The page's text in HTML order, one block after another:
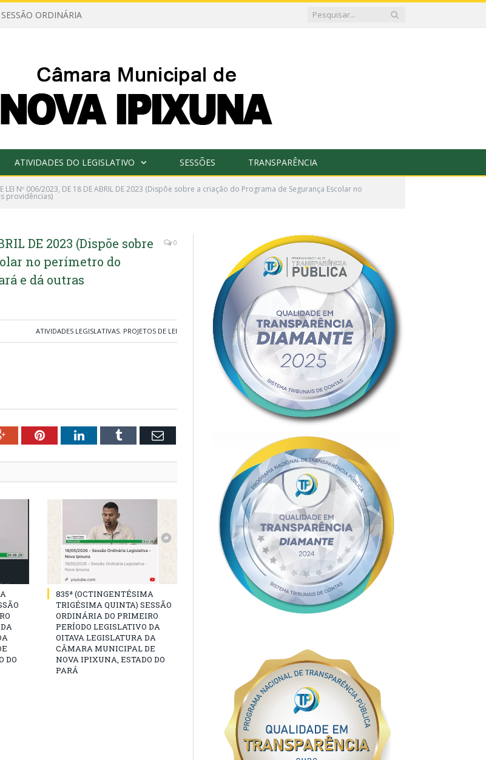
ORDINÁRIA
ATIVIDADES DO LEGISLATIVO SESSÕES TRANSPARÊNCIA
LEI Nº 006/2023, DE 18 DE ABRIL DE 2023 (Dispõe sobre a criação do Programa de Segurança Escolar no
providências)
DE 2023 (Dispõe sobre
no perímetro do
e dá outras
0
ATIVIDADES LEGISLATIVAS, PROJETOS DE LEI
Google+PinterestLinkedInTumblr Email
DO
835ª (OCTINGENTÉSIMA
TRIGÉSIMA QUINTA) SESSÃO
ORDINÁRIA DO PRIMEIRO
PERÍODO LEGISLATIVO DA
OITAVA LEGISLATURA DA
CÂMARA MUNICIPAL DE
NOVA IPIXUNA, ESTADO DO
PARÁ